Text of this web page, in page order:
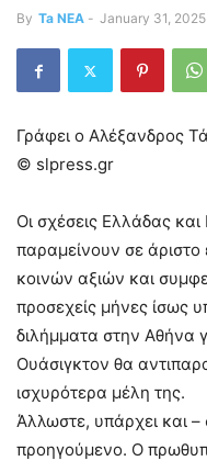
By Ta NEA - January 31, 2025
Γράφει ο Αλέξανδρος
© slpress.gr
Οι σχέσεις Ελλάδας
παραμείνουν σε
κοινών αξιών και
προσεχείς μήνες ίσως
διλήμματα στην Αθήνα
Ουάσιγκτον θα
ισχυρότερα μέλη της.
Άλλωστε, υπάρχει και
προηγούμενο. Ο